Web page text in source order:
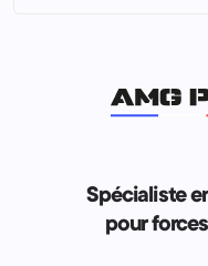
Spécialiste
pour